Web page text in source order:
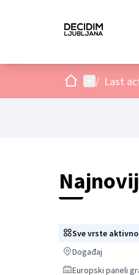
DomGlavni
/ Last
Sve vrste aktivnosti
Sve vrste
Događaj
Događaj
Europski paneli
Europski paneli